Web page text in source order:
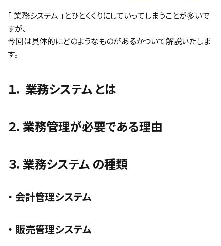
「 業務システム 」とひとくくりにしていってしまうことが多いで
すが、
今回は具体的にどのようなものがあるかついて解説いたしま
す。
１． 業務システム とは
２．業務管理が必要である理由
３．業務システム の種類
・ 会計管理システム
・ 販売管理システム